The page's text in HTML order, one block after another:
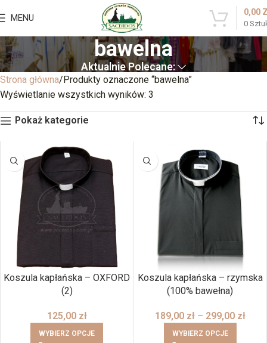
MENU
0
0,00
bawelna
Aktualnie Polecane:
Strona główna Produkty oznaczone “bawelna”
Wyświetlanie wszystkich wyników: 3
Pokaż kategorie
Koszula kapłańska – OXFORD
(2)
125,00 zł
WYBIERZ OPCJE
Koszula kapłańska – rzymska
(100% bawełna)
189,00 zł – 299,00 zł
WYBIERZ OPCJE